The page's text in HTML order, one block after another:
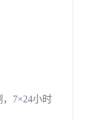
7×24小时